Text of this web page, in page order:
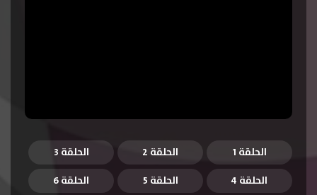
الحلقة 1 الحلقة 2
الحلقة 3
الحلقة 4
الحلقة 5 الحلقة 6